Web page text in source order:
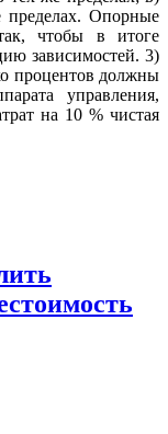
Опорные
чтобы в итоге
зависимостей. 3)
процентов должны
управления,
на 10 % чистая